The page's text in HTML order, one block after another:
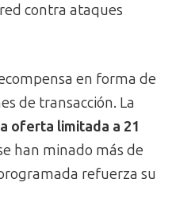
contra ataques
en forma de
de transacción. La
oferta limitada a 21
han minado más de
refuerza su